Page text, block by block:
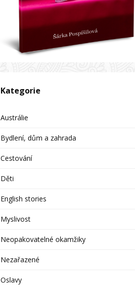
Kategorie
Austrálie
Bydlení, dům a zahrada
Cestování
Děti
English stories
Myslivost
Neopakovatelné okamžiky
Nezařazené
Oslavy